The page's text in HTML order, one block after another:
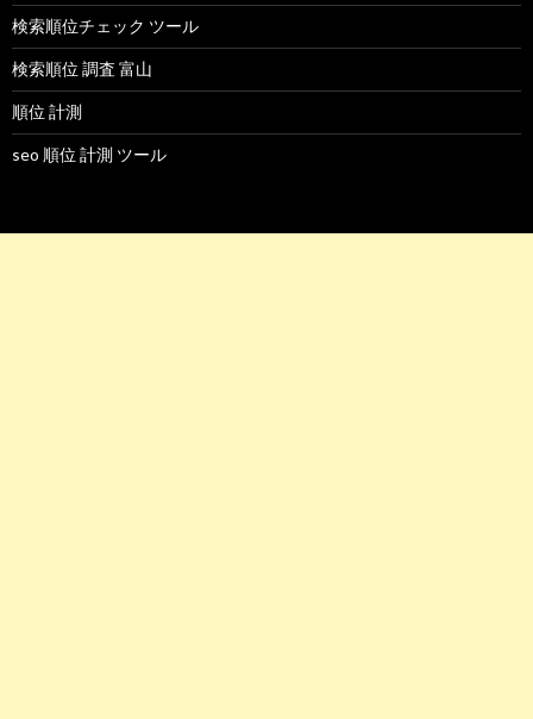
検索順位チェック ツール
検索順位 調査 富山
順位 計測
seo 順位 計測 ツール